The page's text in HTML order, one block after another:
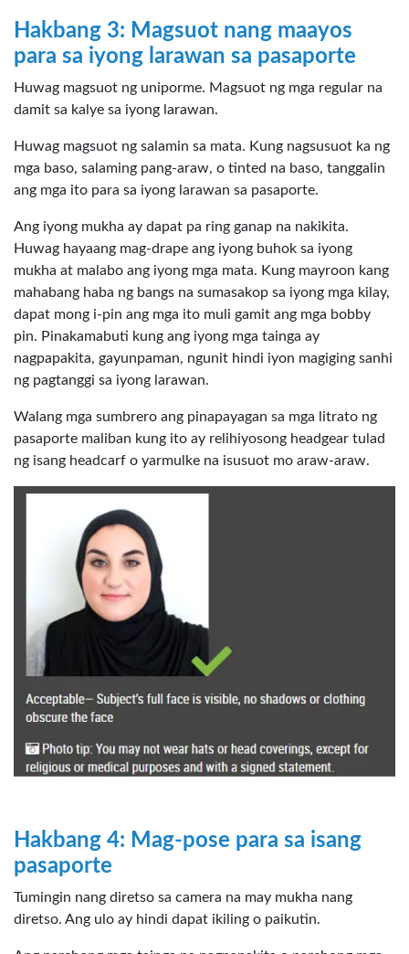
Hakbang 3: Magsuot nang maayos
para sa iyong larawan sa pasaporte
Huwag magsuot ng uniporme. Magsuot ng mga regular na
damit sa kalye sa iyong larawan.
Huwag magsuot ng salamin sa mata. Kung nagsusuot ka ng
mga baso, salaming pang-araw, o tinted na baso, tanggalin
ang mga ito para sa iyong larawan sa pasaporte.
Ang iyong mukha ay dapat pa ring ganap na nakikita.
Huwag hayaang mag-drape ang iyong buhok sa iyong
mukha at malabo ang iyong mga mata. Kung mayroon kang
mahabang haba ng bangs na sumasakop sa iyong mga kilay,
dapat mong i-pin ang mga ito muli gamit ang mga bobby
pin. Pinakamabuti kung ang iyong mga tainga ay
nagpapakita, gayunpaman, ngunit hindi iyon magiging sanhi
ng pagtanggi sa iyong larawan.
Walang mga sumbrero ang pinapayagan sa mga litrato ng
pasaporte maliban kung ito ay relihiyosong headgear tulad
ng isang headcarf o yarmulke na isusuot mo araw-araw.
Hakbang 4: Mag-pose para sa isang
pasaporte
Tumingin nang diretso sa camera na may mukha nang
diretso. Ang ulo ay hindi dapat ikiling o paikutin.